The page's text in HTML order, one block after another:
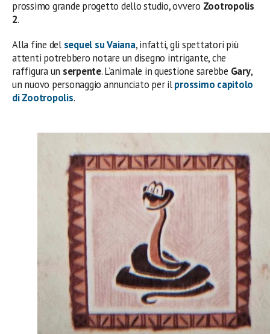
prossimo grande progetto dello studio, ovvero Zootropolis
2.
Alla fine del sequel su Vaiana, infatti, gli spettatori più
attenti potrebbero notare un disegno intrigante, che
raffigura un serpente. L’animale in questione sarebbe Gary,
un nuovo personaggio annunciato per ilprossimo capitolo
di Zootropolis.